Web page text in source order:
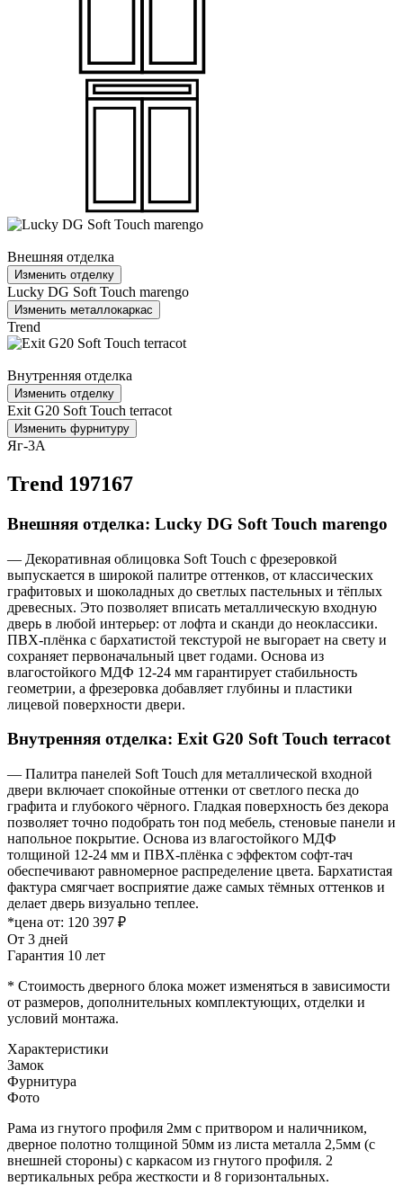
Внешняя отделка
Изменить отделку
Lucky DG Soft Touch marengo
Изменить металлокаркас
Trend
Внутренняя отделка
Изменить отделку
Exit G20 Soft Touch terracot
Изменить фурнитуру
Яг-3А
Trend 197167
Внешняя отделка: Lucky DG Soft Touch marengo
— Декоративная облицовка Soft Touch с фрезеровкой
выпускается в широкой палитре оттенков, от классических
графитовых и шоколадных до светлых пастельных и тёплых
древесных. Это позволяет вписать металлическую входную
дверь в любой интерьер: от лофта и сканди до неоклассики.
ПВХ-плёнка с бархатистой текстурой не выгорает на свету и
сохраняет первоначальный цвет годами. Основа из
влагостойкого МДФ 12-24 мм гарантирует стабильность
геометрии, а фрезеровка добавляет глубины и пластики
лицевой поверхности двери.
Внутренняя отделка: Exit G20 Soft Touch terracot
— Палитра панелей Soft Touch для металлической входной
двери включает спокойные оттенки от светлого песка до
графита и глубокого чёрного. Гладкая поверхность без декора
позволяет точно подобрать тон под мебель, стеновые панели и
напольное покрытие. Основа из влагостойкого МДФ
толщиной 12-24 мм и ПВХ-плёнка с эффектом софт-тач
обеспечивают равномерное распределение цвета. Бархатистая
фактура смягчает восприятие даже самых тёмных оттенков и
делает дверь визуально теплее.
*цена от: 120 397 ₽
От 3 дней
Гарантия 10 лет
* Стоимость дверного блока может изменяться в зависимости
от размеров, дополнительных комплектующих, отделки и
условий монтажа.
Характеристики
Замок
Фурнитура
Фото
Рама из гнутого профиля 2мм с притвором и наличником,
дверное полотно толщиной 50мм из листа металла 2,5мм (с
внешней стороны) c каркасом из гнутого профиля. 2
вертикальных ребра жесткости и 8 горизонтальных.